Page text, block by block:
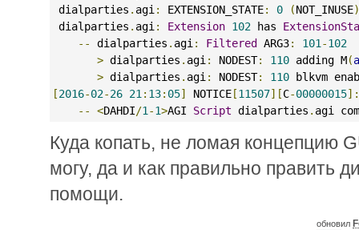
dialparties . agi : EXTENSION_STATE: 0 (NOT_INUSE)
dialparties . agi : Extension 102 has
--
dialparties . agi : Filtered ARG3: 101 -102
> dialparties . agi : NODEST: 110 adding M(
> dialparties . agi : NODEST: 110 blkvm
[2016-02-26 21 : 13: 05] NOTICE[11507][C-00000015]:
--
<DAHDI/1 -1>AGI Script dialparties . agi
Куда копать, не ломая концепцию
могу, да и как правильно править
помощи.
обновил